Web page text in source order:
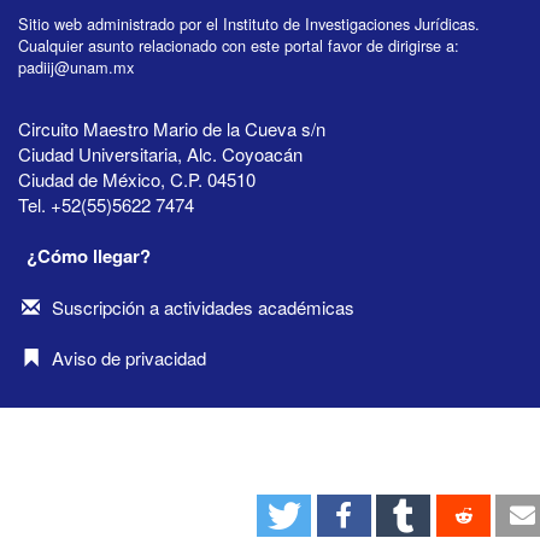
Sitio web administrado por el Instituto de Investigaciones Jurídicas.
Cualquier asunto relacionado con este portal favor de dirigirse a:
padiij@unam.mx
Circuito Maestro Mario de la Cueva s/n
Ciudad Universitaria, Alc. Coyoacán
Ciudad de México, C.P. 04510
Tel. +52(55)5622 7474
¿Cómo llegar?
Suscripción a actividades académicas
Aviso de privacidad